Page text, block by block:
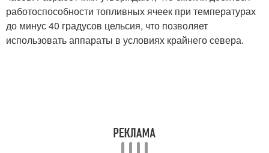
работоспособности топливных ячеек при температурах
до минус 40 градусов цельсия, что позволяет
использовать аппараты в условиях крайнего севера.